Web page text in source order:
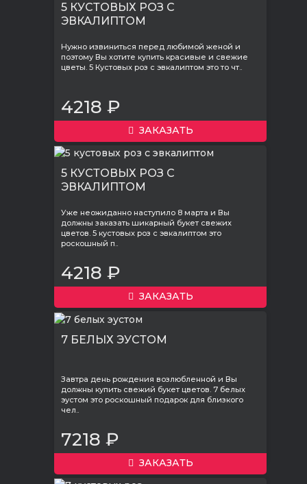
5 КУСТОВЫХ РОЗ С
ЭВКАЛИПТОМ
Нужно извиниться перед любимой женой и
поэтому Вы хотите купить красивые и свежие
цветы. 5 Кустовых роз с эвкалиптом это то чт..
4218 ₽
ЗАКАЗАТЬ
5 КУСТОВЫХ РОЗ С
ЭВКАЛИПТОМ
Уже неожиданно наступило 8 марта и Вы
должны заказать шикарный букет свежих
цветов. 5 кустовых роз с эвкалиптом это
роскошный п..
4218 ₽
ЗАКАЗАТЬ
7 БЕЛЫХ ЭУСТОМ
Завтра день рождения возлюбленной и Вы
должны купить свежий букет цветов. 7 белых
эустом это роскошный подарок для близкого
чел..
7218 ₽
ЗАКАЗАТЬ